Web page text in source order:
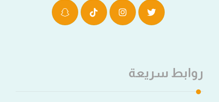
روابط سريعة